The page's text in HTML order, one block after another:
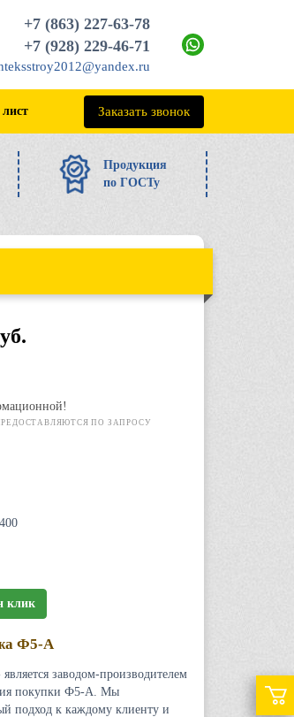
+7 (863) 227-63-78
+7 (928) 229-46-71
+7 (863) 227-63-78
Заказать звонок
Продукция
по ГОСТу
ПО ЗАПРОСУ
клик
Ф5-А
заводом-производителем
покупки Ф5-А. Мы
подход к каждому клиенту и